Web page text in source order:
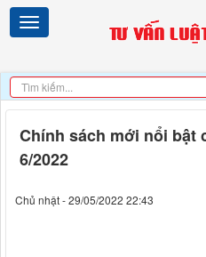
Chính sách mới nổi bật
6/2022
Chủ nhật - 29/05/2022 22:43